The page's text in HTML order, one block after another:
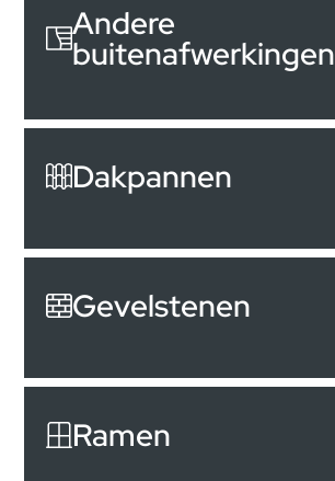
Andere
buitenafwerkingen
Dakpannen
Gevelstenen
Ramen